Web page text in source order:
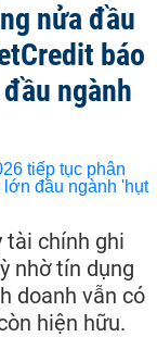
nửa đầu
báo
ngành
tài chính ghi
nhờ tín dụng
doanh vẫn có
hiện hữu.